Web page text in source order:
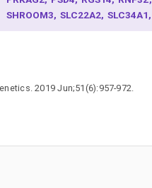
SHROOM3 SLC22A2 SLC34A1
2019 Jun;51(6):957-972.